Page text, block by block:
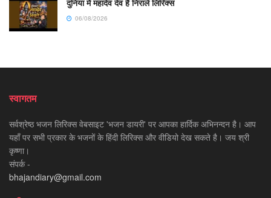
दुनिया में महादेव देव है निराले लिरिक्स
06/08/2026
स्वागतम
सर्वश्रेष्ठ भजन लिरिक्स वेबसाइट 'भजन डायरी' पर आपका हार्दिक अभिनन्दन है। आप
यहाँ पर सभी प्रकार के भजनों के हिंदी लिरिक्स और वीडियो देख सकते है। जय श्री
कृष्णा।
संपर्क -
bhajandiary@gmail.com